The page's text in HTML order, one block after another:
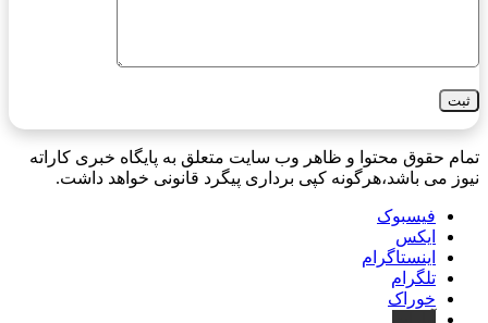
تمام حقوق محتوا و ظاهر وب سایت متعلق به پایگاه خبری کاراته
نیوز می باشد،هرگونه کپی برداری پیگرد قانونی خواهد داشت.
فیسبوک
ایکس
اینستاگرام
تلگرام
خوراک